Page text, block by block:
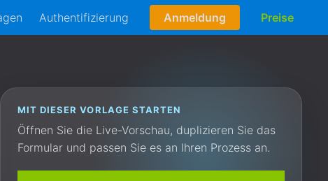
Authentifizierung Anmeldung Preise
MIT DIESER VORLAGE STARTEN
Öffnen Sie die Live-Vorschau, duplizieren Sie das
Formular und passen Sie es an Ihren Prozess an.